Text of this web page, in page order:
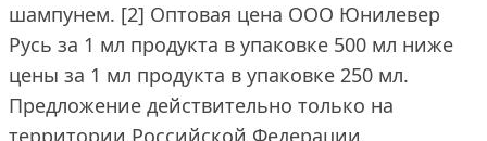
шампунем. [2] Оптовая цена ООО Юнилевер
Русь за 1 мл продукта в упаковке 500 мл ниже
цены за 1 мл продукта в упаковке 250 мл.
Предложение действительно только на
территории Российской Федерации.